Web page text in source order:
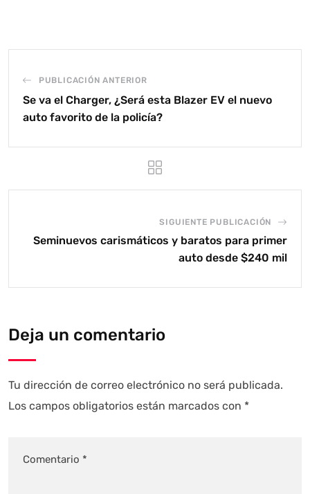
PUBLICACIÓN ANTERIOR
Se va el Charger, ¿Será esta Blazer EV el nuevo
auto favorito de la policía?
SIGUIENTE PUBLICACIÓN
Seminuevos carismáticos y baratos para primer
auto desde $240 mil
Deja un comentario
Tu dirección de correo electrónico no será publicada.
Los campos obligatorios están marcados con *